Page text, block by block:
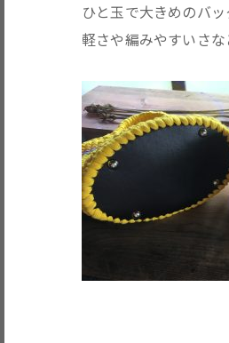
ひと玉で大きめのバ
軽さや編みやすいさ